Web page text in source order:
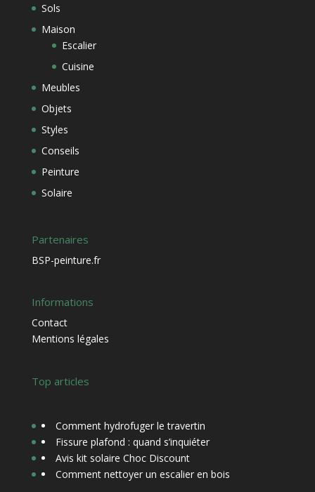
Sols
Maison
Escalier
Cuisine
Meubles
Objets
Styles
Conseils
Peinture
Solaire
Partenaires
BSP-peinture.fr
Informations
Contact
Mentions légales
Top articles
Comment hydrofuger le travertin
Fissure plafond : quand s’inquiéter
Avis kit solaire Choc Discount
Comment nettoyer un escalier en bois